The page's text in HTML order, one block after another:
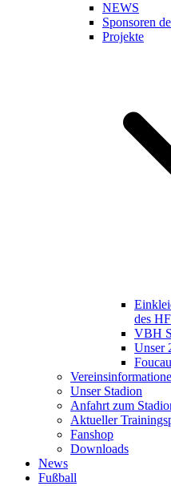
NEWS
Sponsoren
Projekte
des
VBH
Unser
Unser Stadion
Anfahrt zum
Aktueller
Fanshop
Downloads
News
Fußball